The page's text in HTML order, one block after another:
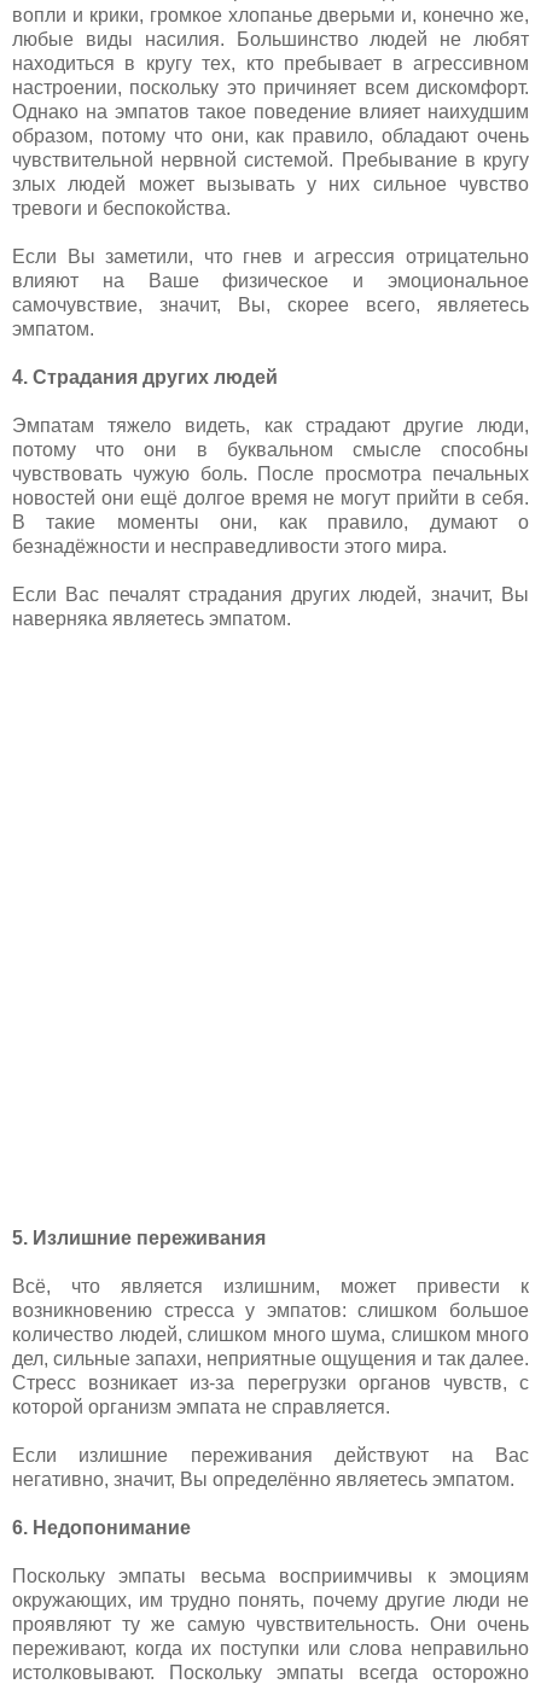
вопли и крики, громкое хлопанье дверьми и, конечно же,
любые виды насилия. Большинство людей не любят
находиться в кругу тех, кто пребывает в агрессивном
настроении, поскольку это причиняет всем дискомфорт.
Однако на эмпатов такое поведение влияет наихудшим
образом, потому что они, как правило, обладают очень
чувствительной нервной системой. Пребывание в кругу
злых людей может вызывать у них сильное чувство
тревоги и беспокойства.
Если Вы заметили, что гнев и агрессия отрицательно
влияют на Ваше физическое и эмоциональное
самочувствие, значит, Вы, скорее всего, являетесь
эмпатом.
4. Страдания других людей
Эмпатам тяжело видеть, как страдают другие люди,
потому что они в буквальном смысле способны
чувствовать чужую боль. После просмотра печальных
новостей они ещё долгое время не могут прийти в себя.
В такие моменты они, как правило, думают о
безнадёжности и несправедливости этого мира.
Если Вас печалят страдания других людей, значит, Вы
наверняка являетесь эмпатом.
5. Излишние переживания
Всё, что является излишним, может привести к
возникновению стресса у эмпатов: слишком большое
количество людей, слишком много шума, слишком много
дел, сильные запахи, неприятные ощущения и так далее.
Стресс возникает из-за перегрузки органов чувств, с
которой организм эмпата не справляется.
Если излишние переживания действуют на Вас
негативно, значит, Вы определённо являетесь эмпатом.
6. Недопонимание
Поскольку эмпаты весьма восприимчивы к эмоциям
окружающих, им трудно понять, почему другие люди не
проявляют ту же самую чувствительность. Они очень
переживают, когда их поступки или слова неправильно
истолковывают. Поскольку эмпаты всегда осторожно